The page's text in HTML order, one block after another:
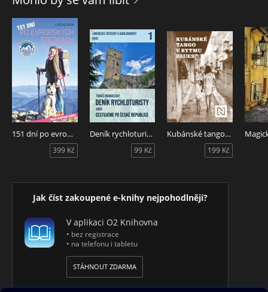
Budu vám vyprávět, jaké byly počáteční plány, které nakonec
stejně dopadly úplně jinak, jak jsme se na cestě učili, užívali
si i vztekali nebo jak jsme se ze zamilovanosti dostali na
křižovatku, ze které jsme se každý vydali svou cestou.
O tom, že člověk míní a život mění. Že stát se může cokoliv, a
když už si myslíte, že máte vyhráno, něco se zrovna pokazí.
Všechny ty nečekané změny ale k cestování patří a dělají jej
tak krásným a návykovým. Důležité je se z toho nepodělat.
To se ale dřív nebo později stejně stane, takže žádný stres,
toaleťák do kapsy a směle do světa!
151 dní po evropských stezkách
399 Kč
Deník rychloturisty aneb Cestujeme po České republice
99 Kč
Kubánské tango v rytmu blues
199 Kč
Jak číst zakoupené e-knihy nejpohodlněji?
V aplikaci O2 Knihovna
• bez registrace
• na telefonu i tabletu
STÁHNOUT ZDARMA